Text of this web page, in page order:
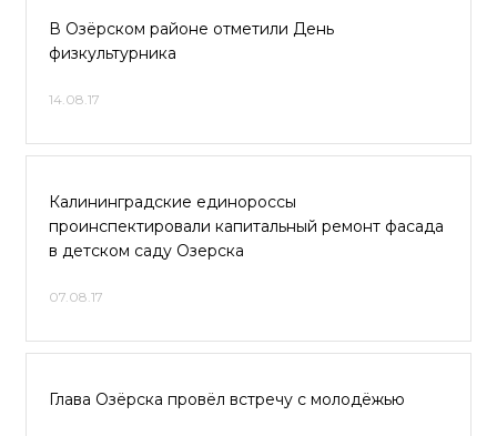
В Озёрском районе отметили День
физкультурника
14.08.17
Калининградские единороссы
проинспектировали капитальный ремонт фасада
в детском саду Озерска
07.08.17
Глава Озёрска провёл встречу с молодёжью